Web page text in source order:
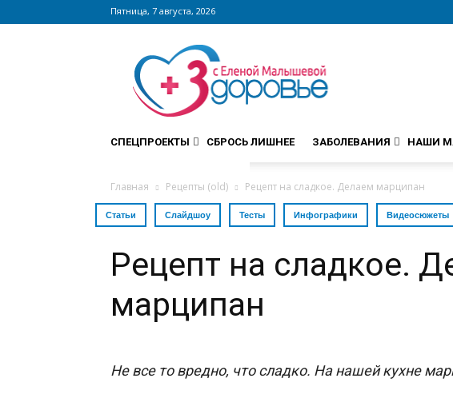
Пятница, 7 августа, 2026
Сайт
zdorovieinfo.ru
крупнейший
медицинский
интернет-
СПЕЦПРОЕКТЫ СБРОСЬ ЛИШНЕЕ ЗАБОЛЕВАНИЯ НАШИ
Главная Рецепты (old) Рецепт на сладкое. Делаем марципан
Статьи Слайдшоу Тесты Инфографики Видеосюжеты
Рецепт на сладкое.
марципан
Не все то вредно, что сладко. На нашей кухне